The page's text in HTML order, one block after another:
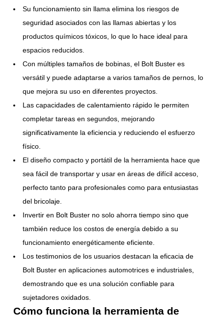
Su funcionamiento sin llama elimina los riesgos de
seguridad asociados con las llamas abiertas y los
productos químicos tóxicos, lo que lo hace ideal para
espacios reducidos.
Con múltiples tamaños de bobinas, el Bolt Buster es
versátil y puede adaptarse a varios tamaños de pernos, lo
que mejora su uso en diferentes proyectos.
Las capacidades de calentamiento rápido le permiten
completar tareas en segundos, mejorando
significativamente la eficiencia y reduciendo el esfuerzo
físico.
El diseño compacto y portátil de la herramienta hace que
sea fácil de transportar y usar en áreas de difícil acceso,
perfecto tanto para profesionales como para entusiastas
del bricolaje.
Invertir en Bolt Buster no solo ahorra tiempo sino que
también reduce los costos de energía debido a su
funcionamiento energéticamente eficiente.
Los testimonios de los usuarios destacan la eficacia de
Bolt Buster en aplicaciones automotrices e industriales,
demostrando que es una solución confiable para
sujetadores oxidados.
Cómo funciona la herramienta de